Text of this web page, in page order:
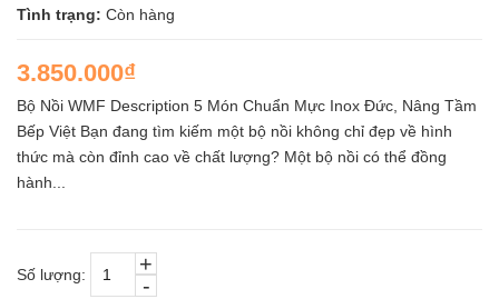
Tình trạng: Còn hàng
3.850.000₫
Bộ Nồi WMF Description 5 Món Chuẩn Mực Inox Đức, Nâng Tầm
Bếp Việt Bạn đang tìm kiếm một bộ nồi không chỉ đẹp về hình
thức mà còn đỉnh cao về chất lượng? Một bộ nồi có thể đồng
hành...
Số lượng: -
+